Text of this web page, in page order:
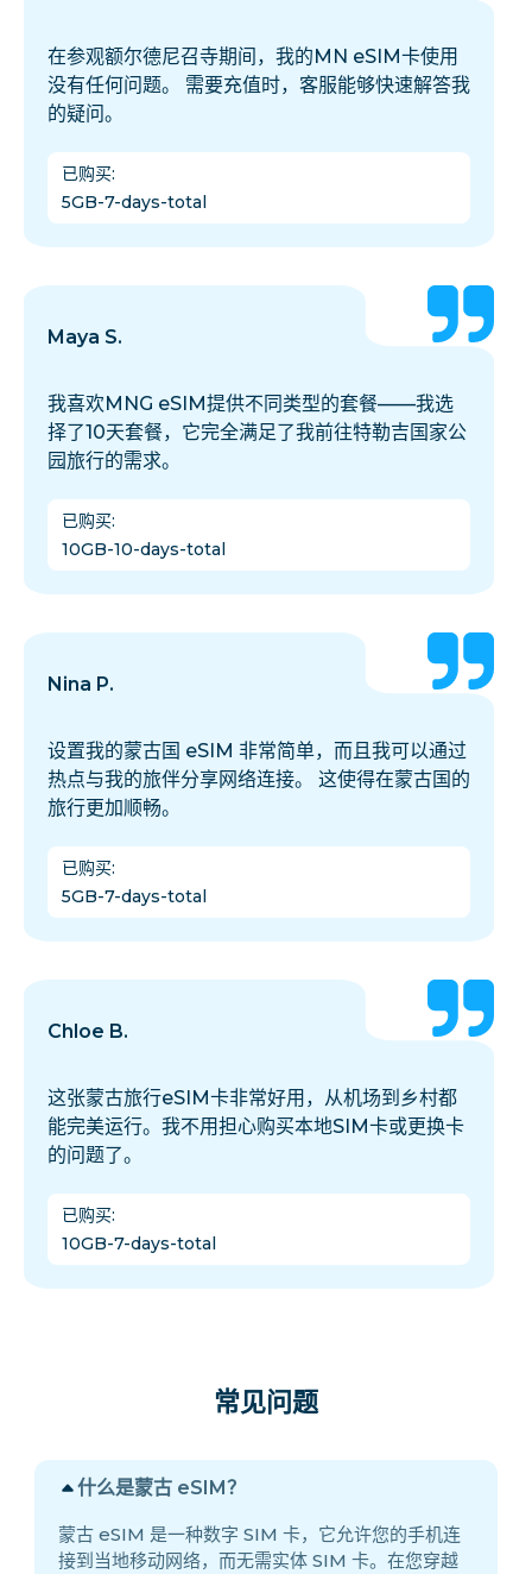
在参观额尔德尼召寺期间，我的MN eSIM卡使用
没有任何问题。 需要充值时，客服能够快速解答我
的疑问。
已购买:
5GB-7-days-total
Maya S.
我喜欢MNG eSIM提供不同类型的套餐——我选
择了10天套餐，它完全满足了我前往特勒吉国家公
园旅行的需求。
已购买:
10GB-10-days-total
Nina P.
设置我的蒙古国 eSIM 非常简单，而且我可以通过
热点与我的旅伴分享网络连接。 这使得在蒙古国的
旅行更加顺畅。
已购买:
5GB-7-days-total
Chloe B.
这张蒙古旅行eSIM卡非常好用，从机场到乡村都
能完美运行。我不用担心购买本地SIM卡或更换卡
的问题了。
已购买:
10GB-7-days-total
常见问题
什么是蒙古 eSIM？
蒙古 eSIM 是一种数字 SIM 卡，它允许您的手机连
接到当地移动网络，而无需实体 SIM 卡。在您穿越